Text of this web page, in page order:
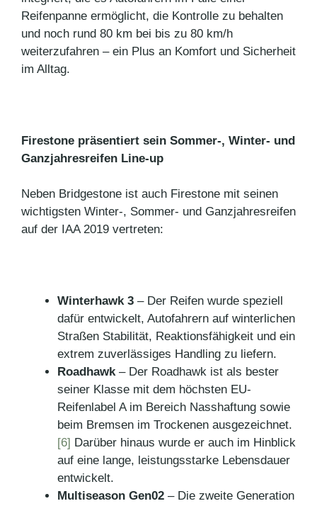
Reifenpanne ermöglicht, die Kontrolle zu behalten
und noch rund 80 km bei bis zu 80 km/h
weiterzufahren – ein Plus an Komfort und Sicherheit
im Alltag.
Firestone präsentiert sein Sommer-, Winter- und
Ganzjahresreifen Line-up
Neben Bridgestone ist auch Firestone mit seinen
wichtigsten Winter-, Sommer- und Ganzjahresreifen
auf der IAA 2019 vertreten:
Winterhawk 3 – Der Reifen wurde speziell
dafür entwickelt, Autofahrern auf winterlichen
Straßen Stabilität, Reaktionsfähigkeit und ein
extrem zuverlässiges Handling zu liefern.
Roadhawk– Der Roadhawk ist als bester
seiner Klasse mit dem höchsten EU-
Reifenlabel A im Bereich Nasshaftung sowie
beim Bremsen im Trockenen ausgezeichnet.
[6] Darüber hinaus wurde er auch im Hinblick
auf eine lange, leistungsstarke Lebensdauer
entwickelt.
Multiseason Gen02 – Die zweite Generation